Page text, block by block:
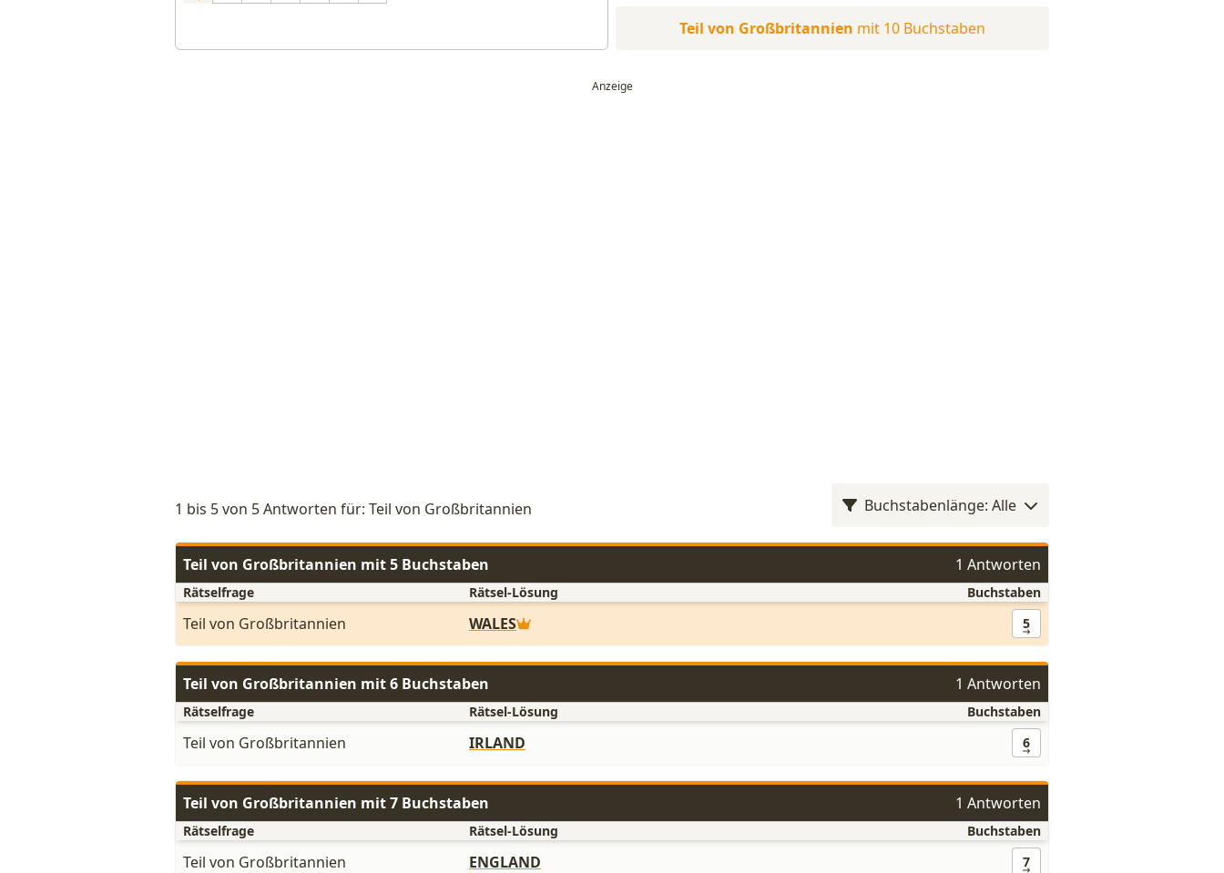
Teil von Großbritannien mit 10 Buchstaben
1 bis 5 von 5 Antworten für: Teil von Großbritannien Buchstabenlänge: Alle
Teil von Großbritannien mit 5 Buchstaben 1 Antworten
Rätselfrage Rätsel-Lösung Buchstaben
Teil von Großbritannien WALES 5
Teil von Großbritannien mit 6 Buchstaben 1 Antworten
Rätselfrage Rätsel-Lösung Buchstaben
Teil von Großbritannien IRLAND 6
Teil von Großbritannien mit 7 Buchstaben 1 Antworten
Rätselfrage Rätsel-Lösung Buchstaben
Teil von Großbritannien ENGLAND 7